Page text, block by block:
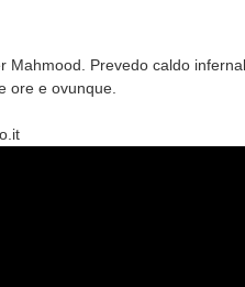
Mahmood. Prevedo caldo
ore e ovunque.